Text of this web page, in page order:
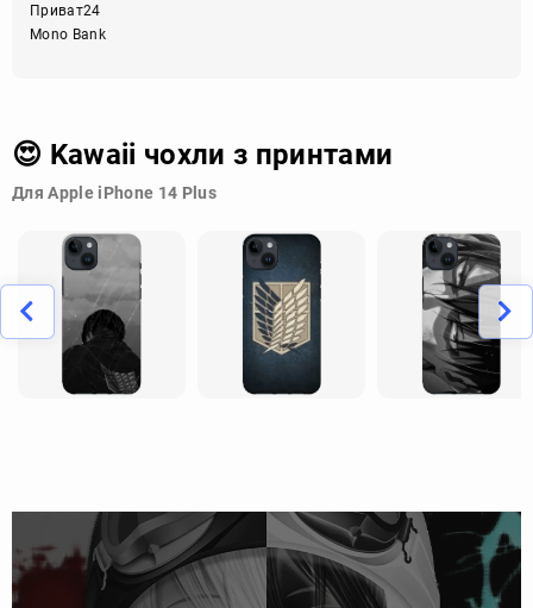
Приват24
Mono Bank
😍 Kawaii чохли з принтами
Для Apple iPhone 14 Plus